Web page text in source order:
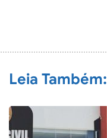
Leia Também: